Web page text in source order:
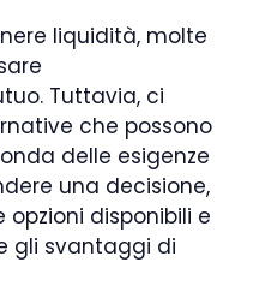
liquidità, molte
Tuttavia, ci
che possono
delle esigenze
una decisione,
disponibili e
gli svantaggi di